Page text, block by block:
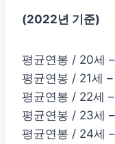
(2022년 기준)
평균연봉 / 20세
평균연봉 / 21세
평균연봉 / 22세
평균연봉 / 23세
평균연봉 / 24세